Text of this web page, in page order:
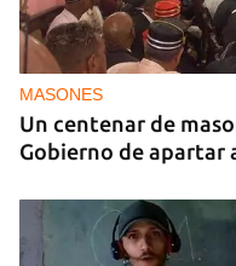
MASONES
Un centenar de
Gobierno de apartar